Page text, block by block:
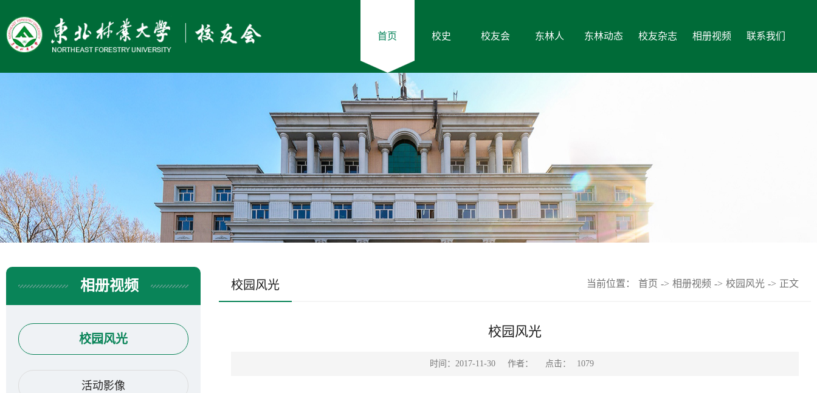
首页 校史 校友会 东林人 东林动态 校友杂志 相册视频 联系我们
相册视频
校园风光
活动影像
校园风光 当前位置： 首页 -> 相册视频 -> 校园风光 -> 正文
校园风光
时间：2017-11-30 作者： 点击： 1079